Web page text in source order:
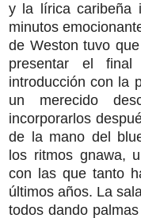
y la lírica caribeña
minutos
de Weston tuvo
presentar el
introducción con la
un merecido
incorporarlos
de la mano del
los ritmos gnawa,
con las que tanto
últimos años. La
todos dando